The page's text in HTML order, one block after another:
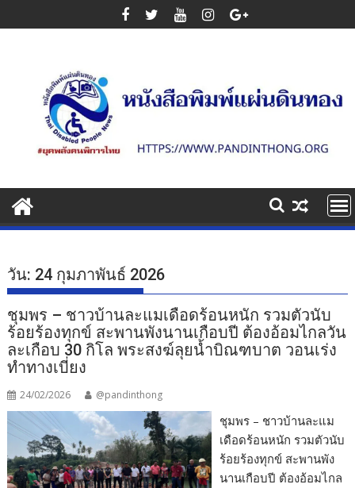
to
วัน: 24 กุมภาพันธ์ 2026
ชุมพร – ชาวบ้านละแมเดือดร้อนหนัก รวมตัวนับ
ร้อยร้องทุกข์ สะพานพังนานเกือบปี ต้องอ้อมไกลวัน
ละเกือบ 30 กิโล พระสงฆ์ลุยน้ำบิณฑบาต วอนเร่ง
ทำทางเบี่ยง
24/02/2026 @pandinthong
ชุมพร – ชาวบ้านละแม
เดือดร้อนหนัก รวมตัวนับ
ร้อยร้องทุกข์ สะพานพัง
นานเกือบปี ต้องอ้อมไกล